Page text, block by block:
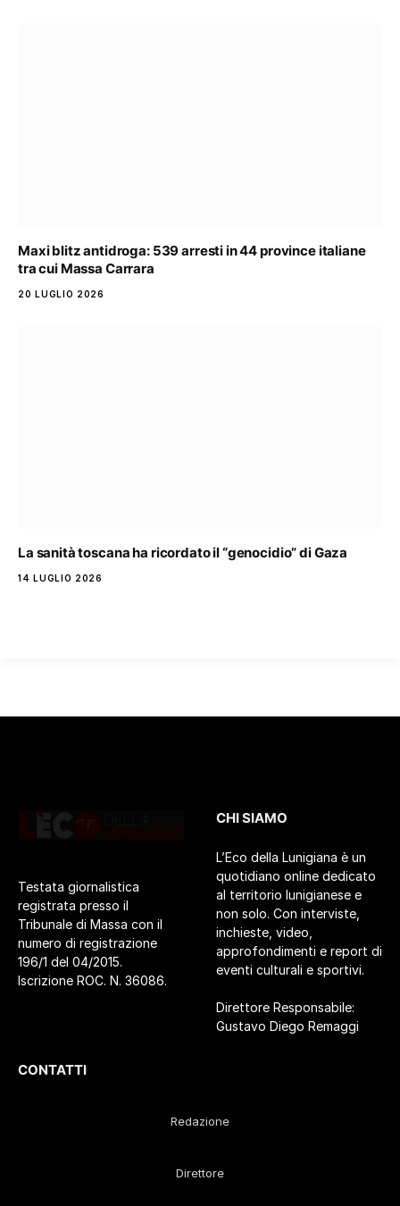
Maxi blitz antidroga: 539 arresti in 44 province italiane
tra cui Massa Carrara
20 LUGLIO 2026
La sanità toscana ha ricordato il “genocidio” di Gaza
14 LUGLIO 2026
Testata giornalistica
registrata presso il
Tribunale di Massa con il
numero di registrazione
196/1 del 04/2015.
Iscrizione ROC. N. 36086.
CHI SIAMO
L’Eco della Lunigiana è un
quotidiano online dedicato
al territorio lunigianese e
non solo. Con interviste,
inchieste, video,
approfondimenti e report di
eventi culturali e sportivi.
Direttore Responsabile:
Gustavo Diego Remaggi
CONTATTI
Redazione
Direttore